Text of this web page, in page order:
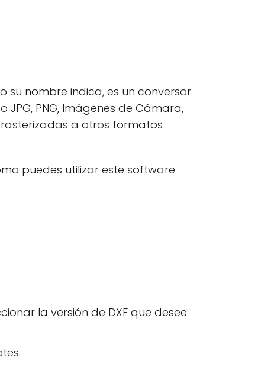
su nombre indica, es un conversor
PNG, Imágenes de Cámara,
rasterizadas a otros formatos
puedes utilizar este software
la versión de DXF que desee